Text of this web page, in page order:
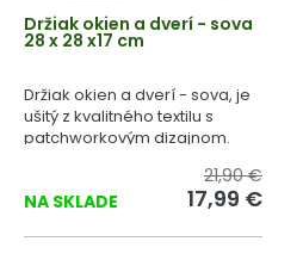
Držiak okien a dverí - sova
28 x 28 x17 cm
Držiak okien a dverí - sova, je
ušitý z kvalitného textilu s
patchworkovým dizajnom.
NA SKLADE
21,90 €
17,99 €